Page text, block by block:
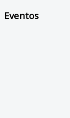
Eventos